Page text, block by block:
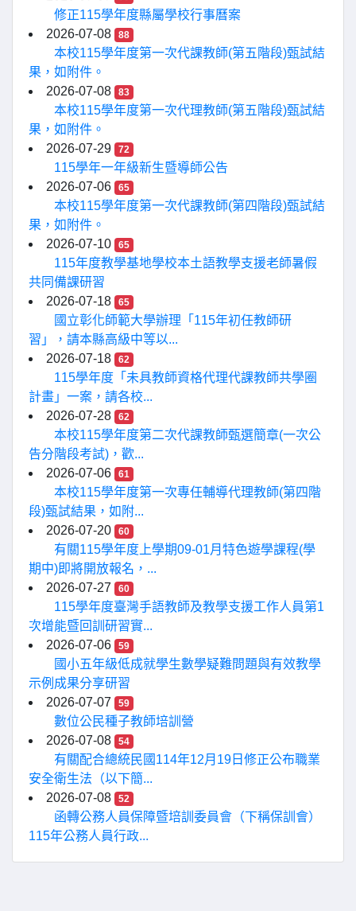
修正115學年度縣屬學校行事曆案
2026-07-08
88
本校115學年度第一次代課教師(第五階段)甄試結
果，如附件。
2026-07-08
83
本校115學年度第一次代理教師(第五階段)甄試結
果，如附件。
2026-07-29
72
115學年一年級新生暨導師公告
2026-07-06
65
本校115學年度第一次代課教師(第四階段)甄試結
果，如附件。
2026-07-10
65
115年度教學基地學校本土語教學支援老師暑假
共同備課研習
2026-07-18
65
國立彰化師範大學辦理「115年初任教師研
習」，請本縣高級中等以...
2026-07-18
62
115學年度「未具教師資格代理代課教師共學圈
計畫」一案，請各校...
2026-07-28
62
本校115學年度第二次代課教師甄選簡章(一次公
告分階段考試)，歡...
2026-07-06
61
本校115學年度第一次專任輔導代理教師(第四階
段)甄試結果，如附...
2026-07-20
60
有關115學年度上學期09-01月特色遊學課程(學
期中)即將開放報名，...
2026-07-27
60
115學年度臺灣手語教師及教學支援工作人員第1
次增能暨回訓研習實...
2026-07-06
59
國小五年級低成就學生數學疑難問題與有效教學
示例成果分享研習
2026-07-07
59
數位公民種子教師培訓營
2026-07-08
54
有關配合總統民國114年12月19日修正公布職業
安全衛生法（以下簡...
2026-07-08
52
函轉公務人員保障暨培訓委員會（下稱保訓會）
115年公務人員行政...